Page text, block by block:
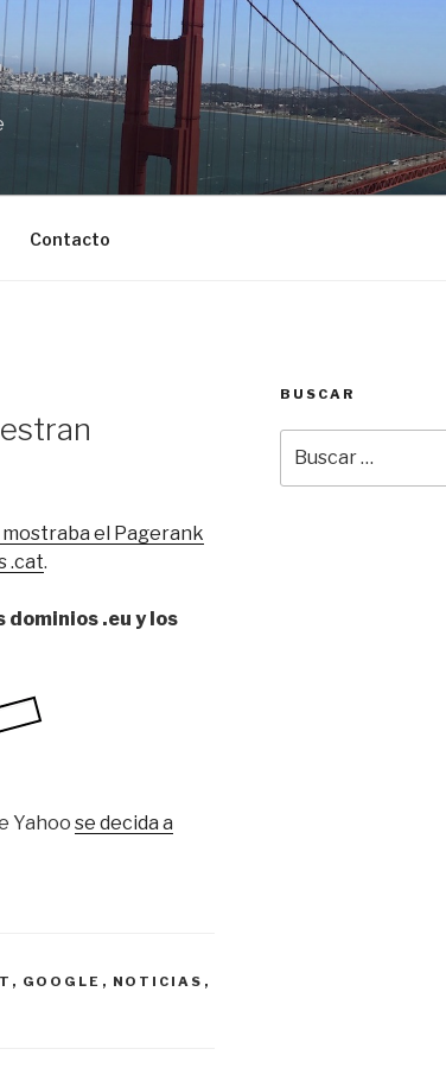
Contacto
mostraba el Pagerank
.cat.
dominios .eu y los
Yahoo se decida a
, GOOGLE , NOTICIAS ,
BUSCAR
por: